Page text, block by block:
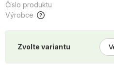
Číslo produktu
Výrobce
Zvolte variantu